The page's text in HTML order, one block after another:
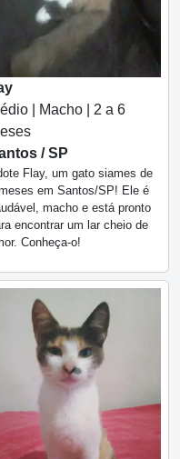
| Macho | 2 a 6
/ SP
Flay, um gato siames de
em Santos/SP! Ele é
macho e está pronto
encontrar um lar cheio de
Conheça-o!